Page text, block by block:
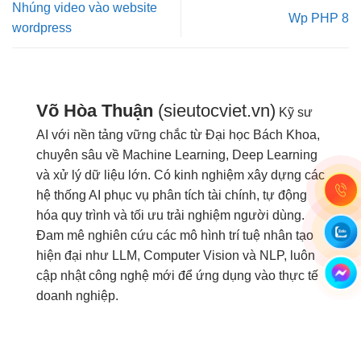
Nhúng video vào website
wordpress
Wp PHP 8
Võ Hòa Thuận (sieutocviet.vn) Kỹ sư
AI với nền tảng vững chắc từ Đại học Bách Khoa,
chuyên sâu về Machine Learning, Deep Learning
và xử lý dữ liệu lớn. Có kinh nghiệm xây dựng các
hệ thống AI phục vụ phân tích tài chính, tự động
hóa quy trình và tối ưu trải nghiệm người dùng.
Đam mê nghiên cứu các mô hình trí tuệ nhân tạo
hiện đại như LLM, Computer Vision và NLP, luôn
cập nhật công nghệ mới để ứng dụng vào thực tế
doanh nghiệp.